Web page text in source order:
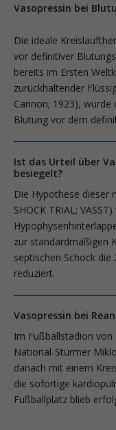
Vasopressin bei
Die ideale
vor definitiver
bereits im Ersten
zurückhaltender
Cannon; 1923),
Blutung vor dem
Ist das Urteil über
besiegelt?
Die Hypothese dieser
SHOCK TRIAL;
zur standardmäßigen
septischen Schock
reduziert.
Vasopressin bei
Im Fußballstadion
National-Stürmer
danach mit einem
die sofortige
Fußballplatz blieb